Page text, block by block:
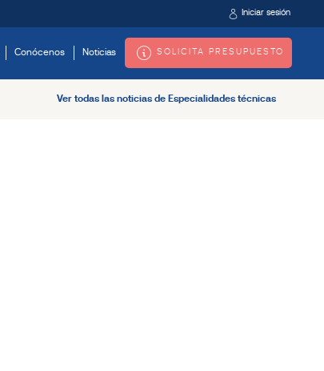
Iniciar sesión
Conócenos Noticias SOLICITA PRESUPUESTO
Ver todas las noticias de Especialidades técnicas